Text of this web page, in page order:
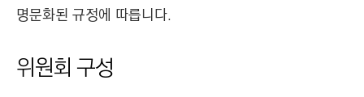
T
명문화된 규정에 따릅니다.
위원회 구성